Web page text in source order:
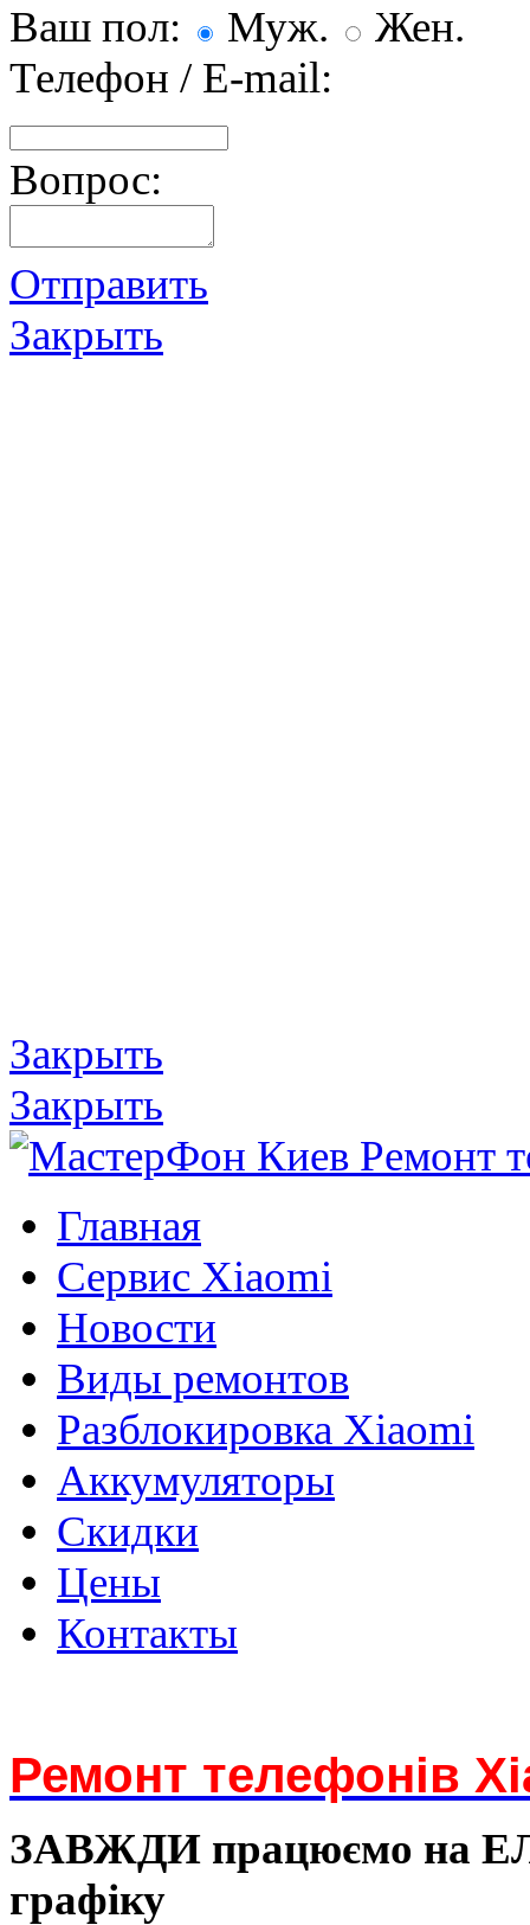
Ваш пол: Муж.
Жен.
Телефон / E-mail:
Вопрос:
Отправить
Закрыть
Закрыть
Закрыть
Главная
Сервис Xiaomi
Новости
Виды ремонтов
Разблокировка Xiaomi
Аккумуляторы
Скидки
Цены
Контакты
Ремонт телефонів
ЗАВЖДИ працюємо на
графіку